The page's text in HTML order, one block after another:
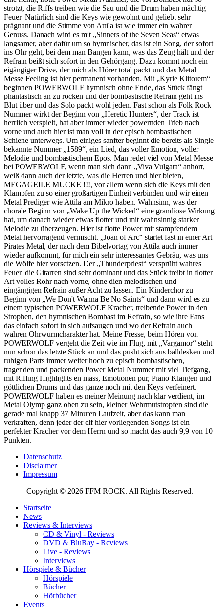
strotzt, die Riffs treiben wie die Sau und die Drum haben mächtig
Feuer. Natürlich sind die Keys wie gewohnt und geliebt sehr
prägnant und die Stimme von Attila ist wie immer ein wahrer
Genuss. Danach wird es mit „Sinners of the Seven Seas“ etwas
langsamer, aber dafür um so hymnischer, das ist ein Song, der sofort
ins Ohr geht, bei dem man Bangen kann, was das Zeug hält und der
Refrain beißt sich sofort in den Gehörgang. Dazu kommt noch ein
eigängiger Drive, der mich als Hörer total packt und das Metal
Messe Feeling ist hier permanent vorhanden. Mit „Kyrie Klitorem“
beginnen POWERWOLF hymnisch ohne Ende, das Stück fängt
phantastisch an zu rocken und der bombastische Refrain geht ins
Blut über und das Solo packt wohl jeden. Fast schon als Folk Rock
Nummer wirkt der Beginn von „Heretic Hunters“, der Track ist
herrlich verspielt, hat aber immer wieder powernden Trieb nach
vorne und auch hier ist man voll in der episch bombastischen
Schiene unterwegs. Um einiges sanfter beginnt die bereits als Single
bekannte Nummer „1589“, ein Lied, das voller Emotion, voller
Melodie und bombastischem Epos. Man redet viel von Metal Messe
bei POWERWOLF, wenn man sich dann „Viva Vulgata“ anhört,
weiß dann auch der letzte, was die Herren und hier bieten,
MEGAGEILE MUCKE !!!, vor allem wenn sich die Keys mit den
Klampfen zu so einer großartigen Einheit verbinden und wir einen
Metal Prediger wie Attila am Mikro haben. Wahnsinn, was der
chorale Beginn von „Wake Up the Wicked“ eine grandiose Wirkung
hat, um danach wieder etwas flotter und mit wahnsinnig starker
Melodie zu überzeugen. Hier ist flotte Power mit stampfendem
Metal hervorragend vermischt. „Joan of Arc“ startet fast in einer Art
Pirates Metal, der nach dem Bibelvortag von Attila auch immer
wieder aufkommt, für mich ein sehr interessantes Gebräu, was uns
die Wölfe hier vorsetzen. Der „Thunderpriest“ versprüht wahres
Feuer, die Gitarren sind sehr dominant und das Stück treibt in flotter
Art volles Rohr nach vorne, ohne dien melodischen und
eingängigen Refrain außer Acht zu lassen. Ein Kinderchor zu
Beginn von „We Don't Wanna Be No Saints“ und dann wird es zu
einem typischen POWERWOLF Kracher, treibende Power in den
Strophen, den hymnischen Bombast im Refrain, so wie ihre Fans
das einfach sofort in sich aufsaugen und wo der Refrain auch
wahren Ohrwurmcharakter hat. Meine Fresse, beim Hören von
POWERWOLF vergeht die Zeit wie im Flug, mit „Vargamor“ steht
nun schon das letzte Stück an und das pusht sich aus balldesken und
ruhigen Parts immer weiter hoch zu episch bombastischen,
tragenden und packenden Power Metal Nummer mit viel Tiefgang,
mit Riffing Highlights en mass, Emotionen pur, Piano Klängen und
göttlichen Drums und das ganze noch mit den Keys verfeinert.
POWERWOLF haben es meiner Meinung nach klar verdient, im
Metal Olymp ganz oben zu sein, kleiner Wehrmutstropfen sind die
gerade mal knapp 37 Minuten Laufzeit, aber das kann man
verkraften, denn jeder der elf hier vorliegenden Songs ist ein
perfekter Kracher vor dem Herrn und so macht das auch 9,9 von 10
Punkten.
Datenschutz
Disclaimer
Impressum
Copyright © 2026 FFM ROCK. All Rights Reserved.
Startseite
News
Reviews & Interviews
CD & Vinyl - Reviews
DVD & BluRay - Reviews
Live - Reviews
Interviews
Hörspiele & Bücher
Hörspiele
Bücher
Hörbücher
Events